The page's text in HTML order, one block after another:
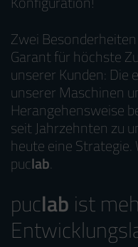
Zwei
Garant für höchste
unserer Kunden:
unserer Maschinen
Herangehensweise
seit Jahrzehnten zu
heute eine
puclab.
puclab ist